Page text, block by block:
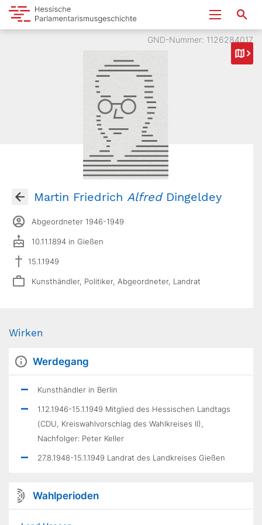
GND-Nummer: 1126284017
Martin Friedrich AlfredDingeldey
Abgeordneter 1946-1949
10.11.1894 in Gießen
15.1.1949
Kunsthändler, Politiker, Abgeordneter, Landrat
Wirken
Werdegang
Kunsthändler in Berlin
1.12.1946-15.1.1949 Mitglied des Hessischen Landtags
(CDU, Kreiswahlvorschlag des Wahlkreises II),
Nachfolger: Peter Keller
27.8.1948-15.1.1949 Landrat des Landkreises Gießen
Wahlperioden